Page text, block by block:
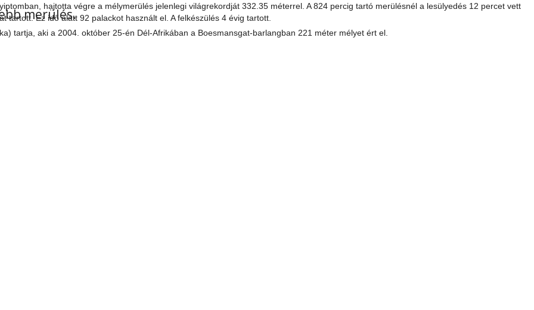
merülés.
hajtotta végre a mélymerülés jelenlegi világrekordját 332.35 méterrel. A 824 percig tartó merülésnél a lesülyedés 12 percet vett
Ez idő alatt 92 palackot használt el. A felkészülés 4 évig tartott.
tartja, aki a 2004. október 25-én Dél-Afrikában a Boesmansgat-barlangban 221 méter mélyet ért el.